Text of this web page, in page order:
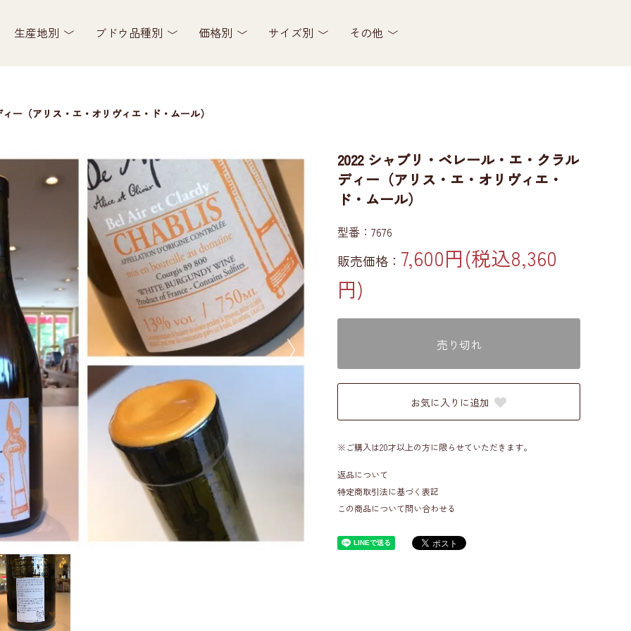
生産地別 ブドウ品種別 価格別 サイズ別 その他
ー（アリス・エ・オリヴィエ・ド・ムール）
2022 シャブリ・ベレール・エ・クラル
ディー（アリス・エ・オリヴィエ・
ド・ムール）
型番：7676
販売価格： 7,600円(税込8,360
円)
売り切れ
お気に入りに追加
※ご購入は20才以上の方に限らせていただきます。
返品について
特定商取引法に基づく表記
この商品について問い合わせる